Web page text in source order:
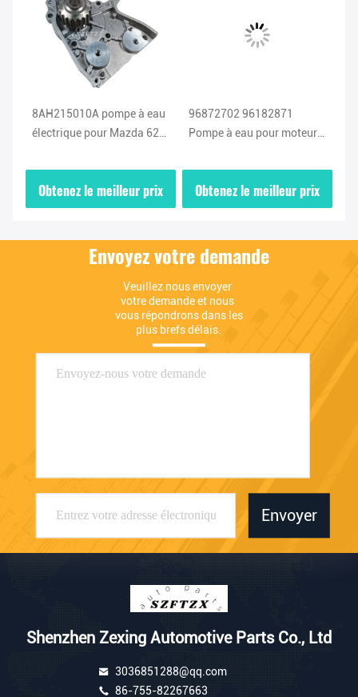
8AH215010A pompe à eau
électrique pour Mazda 626
réparation
Obtenez le meilleur prix
96872702 96182871
Pompe à eau pour moteur
Chevrolet Pontiac
Obtenez le meilleur prix
Envoyez votre demande
Veuillez nous envoyer
votre demande et nous
vous répondrons dans les
plus brefs délais.
Envoyer
Shenzhen Zexing Automotive Parts Co., Ltd
3036851288@qq.com
86-755-82267663